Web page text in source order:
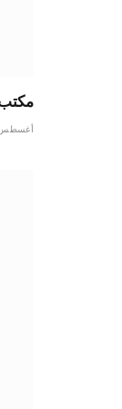
مكتب
أغسطس 8,